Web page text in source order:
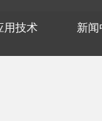
用技术 新闻